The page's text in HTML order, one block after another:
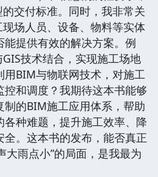
交付标准。同时，我非常关
场人员、设备、物料等实体
提供有效的解决方案。例
技术结合，实现施工场地
用BIM与物联网技术，对施工
和调度？我期待这本书能够
的BIM施工应用体系，帮助
种难题，提升施工效率、降
。这本书的发布，能否真正
大雨点小”的局面，是我最为